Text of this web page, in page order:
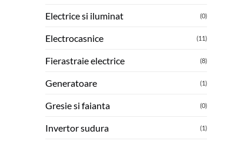
Electrice si iluminat (0)
Electrocasnice (11)
Fierastraie electrice (8)
Generatoare (1)
Gresie si faianta (0)
Invertor sudura (1)